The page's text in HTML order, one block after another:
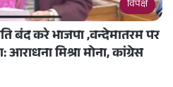
विपक्ष
बंद करे भाजपा ,वन्देमातरम पर
मिश्रा मोना, कांग्रेस